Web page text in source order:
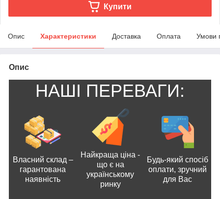
Купити
Опис Характеристики Доставка Оплата Умови
Опис
НАШІ ПЕРЕВАГИ:
Власний склад –
гарантована
наявність
Найкраща ціна -
що є на
українському
ринку
Будь-який спосіб
оплати, зручний
для Вас